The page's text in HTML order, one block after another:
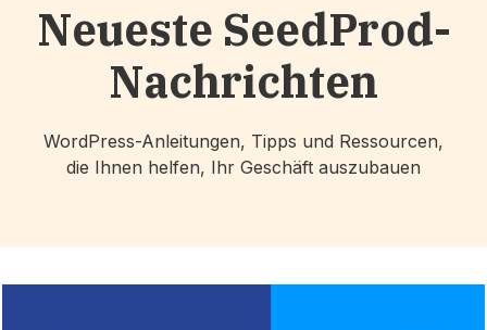
Neueste SeedProd-
Nachrichten
WordPress-Anleitungen, Tipps und Ressourcen,
die Ihnen helfen, Ihr Geschäft auszubauen